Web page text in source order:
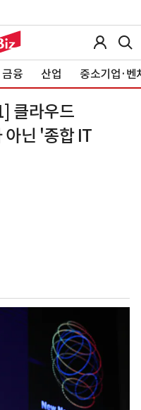
금융 산업 중소기업·벤
클라우드
아닌 '종합 IT